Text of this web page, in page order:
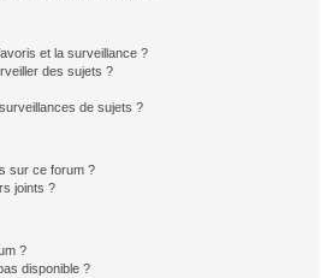
et la surveillance ?
des sujets ?
de sujets ?
sur ce forum ?
joints ?
?
disponible ?